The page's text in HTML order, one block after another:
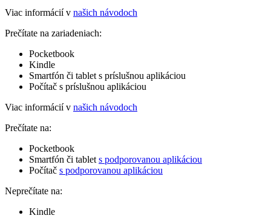
Viac informácií v našich návodoch
Prečítate na zariadeniach:
Pocketbook
Kindle
Smartfón či tablet s príslušnou aplikáciou
Počítač s príslušnou aplikáciou
Viac informácií v našich návodoch
Prečítate na:
Pocketbook
Smartfón či tablet s podporovanou aplikáciou
Počítač s podporovanou aplikáciou
Neprečítate na:
Kindle